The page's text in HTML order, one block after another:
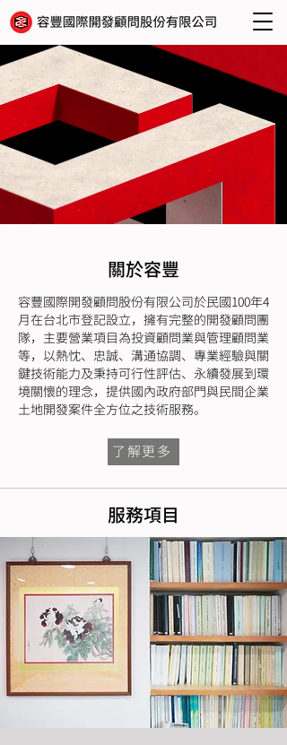
關於容豐
容豐國際開發顧問股份有限公司於民國100年4
月在台北市登記設立，擁有完整的開發顧問團
隊，主要營業項目為投資顧問業與管理顧問業
等，以熱忱、忠誠、溝通協調、專業經驗與關
鍵技術能力及秉持可行性評估、永續發展到環
境關懷的理念，提供國內政府部門與民間企業
土地開發案件全方位之技術服務。
了解更多
服務項目